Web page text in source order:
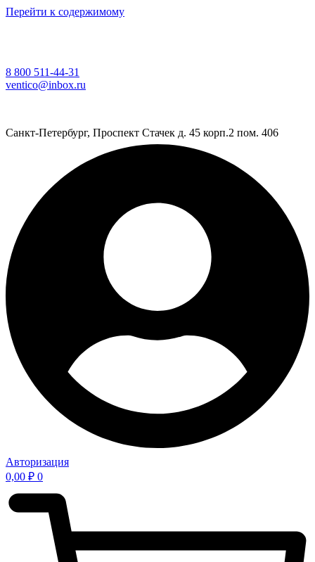
Перейти к содержимому
8 800 511-44-31
ventico@inbox.ru
Санкт-Петербург, Проспект Стачек д. 45 корп.2 пом. 406
Авторизация
0,00 ₽ 0